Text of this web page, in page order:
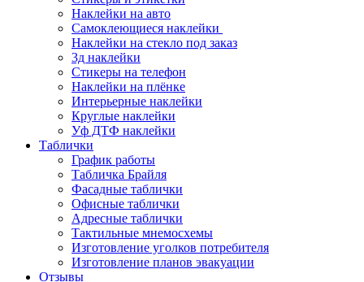
Наклейки на авто
Самоклеющиеся наклейки
Наклейки на стекло под заказ
3д наклейки
Cтикеры на телефон
Наклейки на плёнке
Интерьерные наклейки
Круглые наклейки
Уф ДТФ наклейки
Таблички
График работы
Табличка Брайля
Фасадные таблички
Офисные таблички
Адресные таблички
Тактильные мнемосхемы
Изготовление уголков потребителя
Изготовление планов эвакуации
Отзывы